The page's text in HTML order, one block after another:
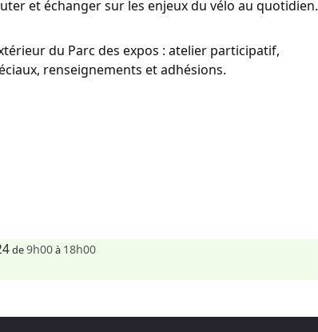
et échanger sur les enjeux du vélo au quotidien.
du Parc des expos : atelier participatif,
renseignements et adhésions.
de9h00à 18h00